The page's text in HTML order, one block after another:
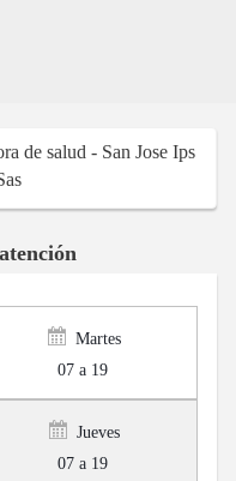
de salud - San Jose Ips
Martes
07 a 19
Jueves
07 a 19